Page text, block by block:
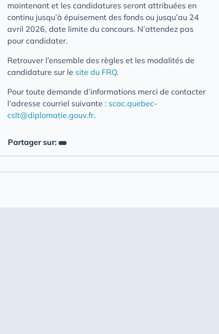
maintenant et les candidatures seront attribuées en
continu jusqu’à épuisement des fonds ou jusqu’au 24
avril 2026, date limite du concours. N’attendez pas
pour candidater.
Retrouver l’ensemble des règles et les modalités de
candidature sur le site du FRQ.
Pour toute demande d’informations merci de contacter
l’adresse courriel suivante : scac.quebec-
cslt@diplomatie.gouv.fr.
Partager sur: